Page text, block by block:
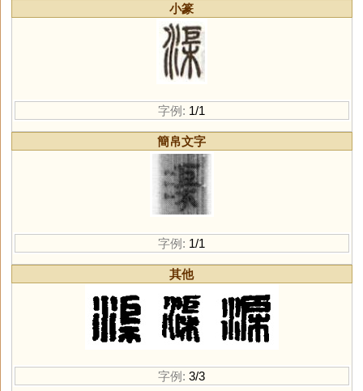
小篆
字例: 1/1
簡帛文字
字例: 1/1
其他
字例: 3/3